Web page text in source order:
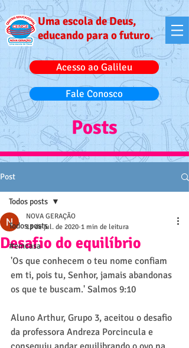
Uma escola de Deus,
educando para o futuro.
Acesso ao Galileu
Fale Conosco
Posts
Post
Todos posts
#emcasa
Todos posts
Desafio do equilíbrio
NOVA GERAÇÃO
13 de jul. de 2020 1 min de leitura
'Os que conhecem o teu nome confiam
em ti, pois tu, Senhor, jamais abandonas
os que te buscam.' Salmos 9:10
Aluno Arthur, Grupo 3, aceitou o desafio
da professora Andreza Porcincula e